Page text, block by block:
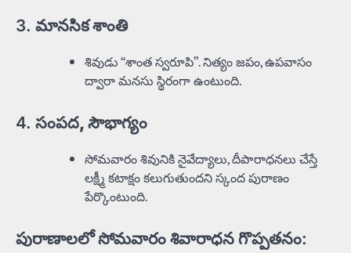
3. మానసిక శాంతి
శివుడు “శాంత స్వరూపి”. నిత్యం జపం, ఉపవాసం
ద్వారా మనసు స్థిరంగా ఉంటుంది.
4. సంపద, సౌభాగ్యం
సోమవారం శివునికి నైవేద్యాలు, దీపారాధనలు చేస్తే
లక్ష్మీ కటాక్షం కలుగుతుందని స్కంద పురాణం
పేర్కొంటుంది.
పురాణాలలో సోమవారం శివారాధన గొప్పతనం: